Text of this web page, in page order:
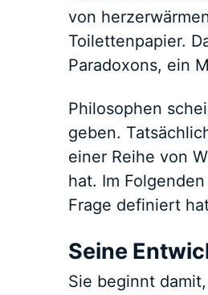
von
Toilettenpapier.
Paradoxons, ein
Philosophen
geben.
einer Reihe von
hat. Im
Frage definiert
Seine
Sie beginnt